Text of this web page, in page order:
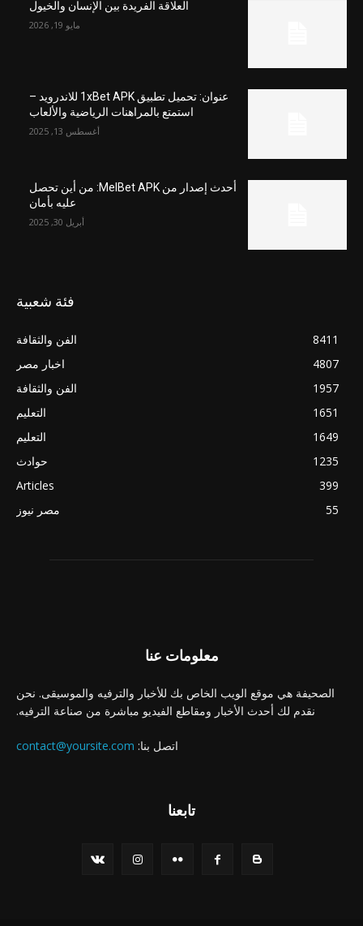
العلاقة الفريدة بين الإنسان والخيول
مايو 19, 2026
عنوان: تحميل تطبيق 1xBet APK للاندرويد –
استمتع بالمراهنات الرياضية والألعاب
أغسطس 13, 2025
أحدث إصدار من MelBet APK: من أين تحصل
عليه بأمان
أبريل 30, 2025
فئة شعبية
الفن والثقافة
8411
اخبار مصر
4807
الفن والثقافة
1957
التعليم
1651
التعليم
1649
حوادث
1235
Articles
399
مصر نيوز
55
معلومات عنا
الصحيفة هي موقع الويب الخاص بك للأخبار والترفيه والموسيقى. نحن
نقدم لك أحدث الأخبار ومقاطع الفيديو مباشرة من صناعة الترفيه.
اتصل بنا: contact@yoursite.com
تابعنا